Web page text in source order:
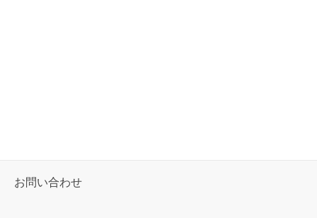
お問い合わせ